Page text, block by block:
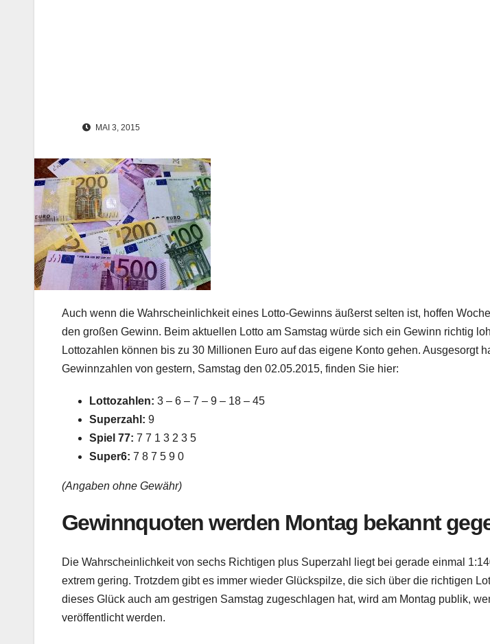
MAI 3, 2015
Auch wenn die Wahrscheinlichkeit eines Lotto-Gewinns äußerst selten ist, hoffen
den großen Gewinn. Beim aktuellen Lotto am Samstag würde sich ein Gewinn richtig
Lottozahlen können bis zu 30 Millionen Euro auf das eigene Konto gehen. Ausgesorgt
Gewinnzahlen von gestern, Samstag den 02.05.2015, finden Sie hier:
Lottozahlen: 3 – 6 – 7 – 9 – 18 – 45
Superzahl: 9
Spiel 77: 7 7 1 3 2 3 5
Super6: 7 8 7 5 9 0
(Angaben ohne Gewähr)
Gewinnquoten werden Montag bekannt
Die Wahrscheinlichkeit von sechs Richtigen plus Superzahl liegt bei gerade einmal
extrem gering. Trotzdem gibt es immer wieder Glückspilze, die sich über die richtigen
dieses Glück auch am gestrigen Samstag zugeschlagen hat, wird am Montag publik,
veröffentlicht werden.